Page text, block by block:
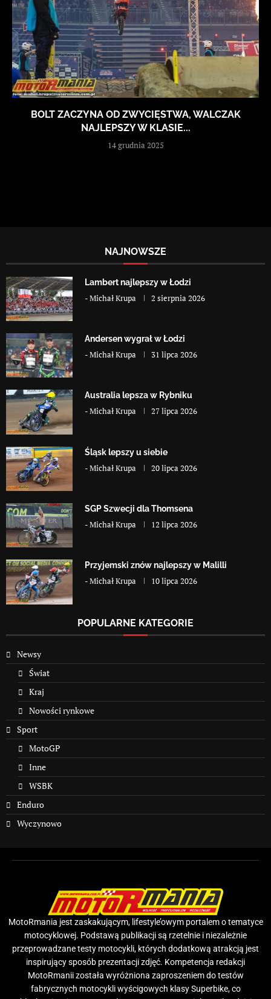
BOLT ZACZYNA OD ZWYCIĘSTWA, WALCZAK
NAJLEPSZY W KLASIE...
14 grudnia 2025
NAJNOWSZE
Lambert najlepszy w Łodzi
-Michał Krupa 2 sierpnia 2026
Andersen wygrał w Łodzi
-Michał Krupa 31 lipca 2026
Australia lepsza w Rybniku
-Michał Krupa 27 lipca 2026
Śląsk lepszy u siebie
-Michał Krupa 20 lipca 2026
SGP Szwecji dla Thomsena
-Michał Krupa 12 lipca 2026
Przyjemski znów najlepszy w Malilli
-Michał Krupa 10 lipca 2026
POPULARNE KATEGORIE
Newsy
Świat
Kraj
Nowości rynkowe
Sport
MotoGP
Inne
WSBK
Enduro
Wyczynowo
MotoRmania jest zaskakującym, lifestyle’owym portalem o tematyce
motocyklowej. Podstawą publikacji są rzetelnie i niezależnie
przeprowadzane testy motocykli, których dodatkową atrakcją jest
inspirujący sposób prezentacji zdjęć. Kompetencja redakcji
MotoRmanii została wyróżniona zaproszeniem do testów
fabrycznych motocykli wyścigowych klasy Superbike, co